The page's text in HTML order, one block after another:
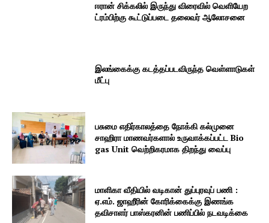
ஈரான் சிக்கலில் இருந்து விரைவில் வெளியேற
ட்ரம்பிற்கு கூட்டுப்படை தலைவர் ஆலோசனை
இலங்கைக்கு கடத்தப்படவிருந்த வெள்ளாடுகள்
மீட்பு
பசுமை எதிர்காலத்தை நோக்கி கல்முனை
சாஹிரா மாணவர்களால் உருவாக்கப்பட்ட Bio
gas Unit வெற்றிகரமாக திறந்து வைப்பு
மாளிகா வீதியில் வடிகான் துப்புரவுப் பணி :
ஏ.எம். ஜாஹீரின் கோரிக்கைக்கு இணங்க
தவிசாளர் பாஸ்கரனின் பணிப்பில் நடவடிக்கை